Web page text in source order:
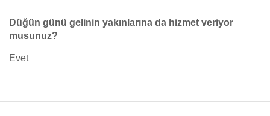
Düğün günü gelinin yakınlarına da hizmet veriyor
musunuz?
Evet